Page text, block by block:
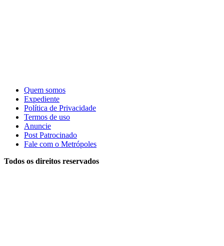
Quem somos
Expediente
Política de Privacidade
Termos de uso
Anuncie
Post Patrocinado
Fale com o Metrópoles
Todos os direitos reservados